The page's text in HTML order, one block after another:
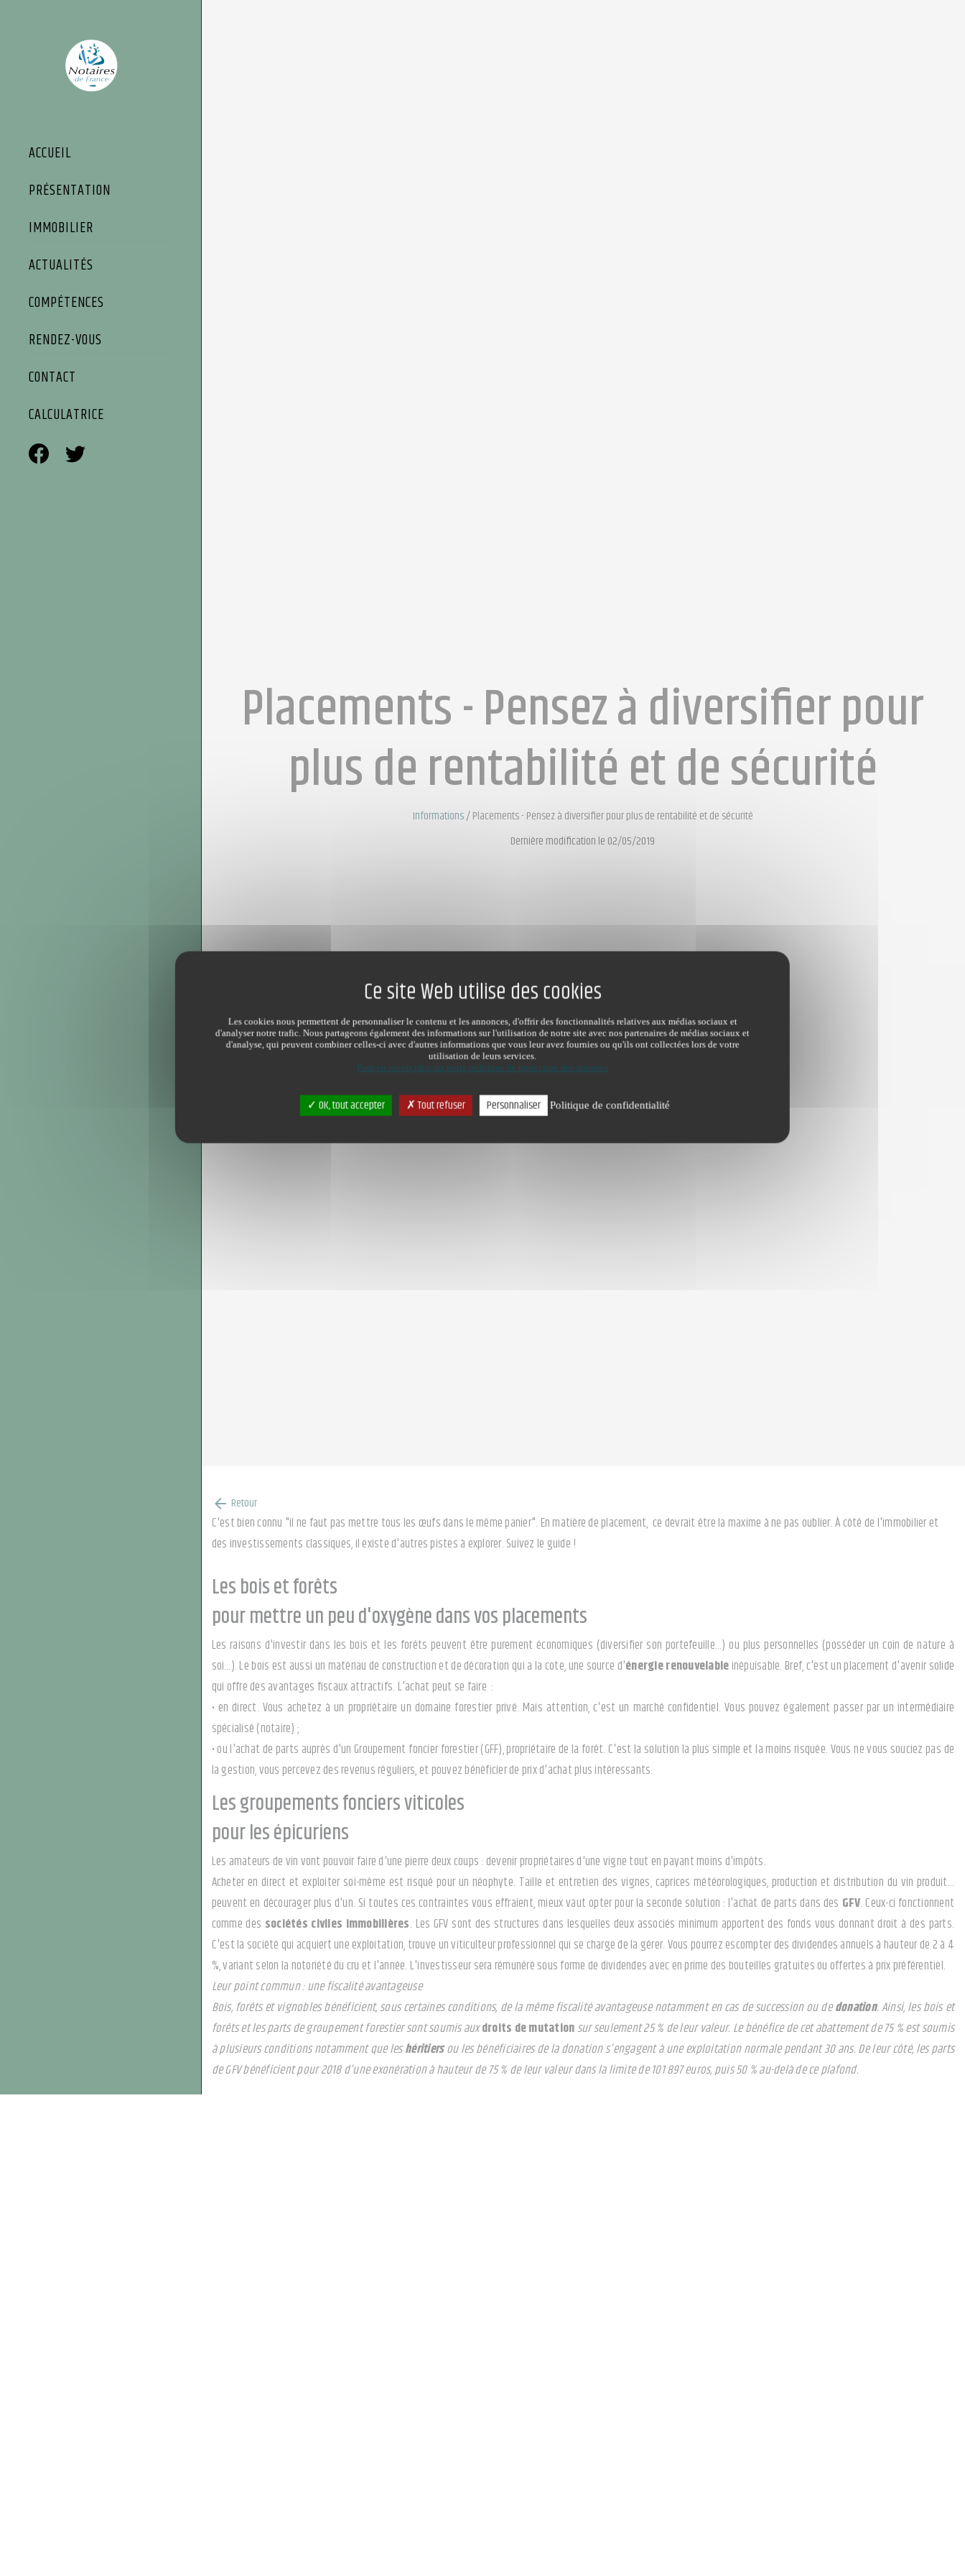
ACCUEIL
PRÉSENTATION
IMMOBILIER
ACTUALITÉS
COMPÉTENCES
RENDEZ-VOUS
CONTACT
CALCULATRICE
Placements - Pensez à diversifier pour
plus de rentabilité et de sécurité
Informations/Placements - Pensez à diversifier pour plus de rentabilité et de sécurité
Dernière modification le 02/05/2019
arrow_back Retour
C'est bien connu "il ne faut pas mettre tous les œufs dans le même panier". En matière de placement, ce devrait être la maxime à ne pas oublier. À côté de l'immobilier et
des investissements classiques, il existe d'autres pistes à explorer. Suivez le guide !
Les bois et forêts
pour mettre un peu d'oxygène dans vos placements
Les raisons d'investir dans les bois et les forêts peuvent être purement économiques (diversifier son portefeuille…) ou plus personnelles (posséder un coin de nature à
soi…). Le bois est aussi un matériau de construction et de décoration qui a la cote, une source d'énergie renouvelableinépuisable. Bref, c'est un placement d'avenir solide
qui offre des avantages fiscaux attractifs. L'achat peut se faire :
• en direct. Vous achetez à un propriétaire un domaine forestier privé. Mais attention, c'est un marché confidentiel. Vous pouvez également passer par un intermédiaire
spécialisé (notaire) ;
• ou l'achat de parts auprès d'un Groupement foncier forestier (GFF), propriétaire de la forêt. C'est la solution la plus simple et la moins risquée. Vous ne vous souciez pas de
la gestion, vous percevez des revenus réguliers, et pouvez bénéficier de prix d'achat plus intéressants.
Les groupements fonciers viticoles
pour les épicuriens
Les amateurs de vin vont pouvoir faire d'une pierre deux coups : devenir propriétaires d'une vigne tout en payant moins d'impôts.
Acheter en direct et exploiter soi-même est risqué pour un néophyte. Taille et entretien des vignes, caprices météorologiques, production et distribution du vin produit…
peuvent en découragerplus d'un. Si toutes ces contraintes vous effraient, mieux vaut opter pour la seconde solution : l'achat de parts dans des GFV. Ceux-ci fonctionnent
comme des sociétés civiles immobilières. Les GFV sont des structures dans lesquelles deux associés minimum apportent des fonds vous donnant droit à des parts.
C'est la société qui acquiert une exploitation, trouve un viticulteur professionnel qui se charge de la gérer. Vous pourrez escompter des dividendes annuels à hauteur de 2 à 4
%, variant selon la notoriété du cru et l'année. L'investisseur sera rémunéré sous forme de dividendes avec en prime des bouteilles gratuites ou offertes à prix préférentiel.
Leur point commun : une fiscalité avantageuse
Bois, forêts et vignobles bénéficient, sous certaines conditions, de la même fiscalité avantageuse notamment en cas de succession ou dedonation. Ainsi, les bois et
forêts et les parts de groupement forestier sont soumis auxdroits de mutationsur seulement 25 % de leur valeur. Le bénéfice de cet abattement de 75 % est soumis
à plusieurs conditions notamment que leshéritiersou les bénéficiaires de la donation s'engagent à une exploitation normale pendant 30 ans. De leur côté, les parts
de GFV bénéficient pour 2018 d'une exonération à hauteur de 75 % de leur valeur dans la limite de 101 897 euros, puis 50 % au-delà de ce plafond.
Les cookies nous permettent de personnaliser le contenu et les annonces, d'offrir des fonctionnalités relatives aux médias sociaux et
d'analyser notre trafic. Nous partageons également des informations sur l'utilisation de notre site avec nos partenaires de médias sociaux et
d'analyse, qui peuvent combiner celles-ci avec d'autres informations que vous leur avez fournies ou qu'ils ont collectées lors de votre
utilisation de leurs services.
Pour en savoir plus sur notre politique de protection des données
OK, tout accepter Tout refuser Personnaliser Politique de confidentialité